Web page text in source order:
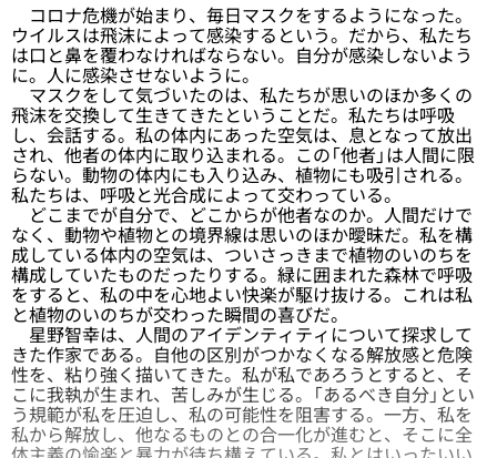
コロナ危機が始まり、毎日マスクをするようになった。
ウイルスは飛沫によって感染するという。だから、私たち
は口と鼻を覆わなければならない。自分が感染しないよう
に。人に感染させないように。
マスクをして気づいたのは、私たちが思いのほか多くの
飛沫を交換して生きてきたということだ。私たちは呼吸
し、会話する。私の体内にあった空気は、息となって放出
され、他者の体内に取り込まれる。この「他者」は人間に限
らない。動物の体内にも入り込み、植物にも吸引される。
私たちは、呼吸と光合成によって交わっている。
どこまでが自分で、どこからが他者なのか。人間だけで
なく、動物や植物との境界線は思いのほか曖昧だ。私を構
成している体内の空気は、ついさっきまで植物のいのちを
構成していたものだったりする。緑に囲まれた森林で呼吸
をすると、私の中を心地よい快楽が駆け抜ける。これは私
と植物のいのちが交わった瞬間の喜びだ。
星野智幸は、人間のアイデンティティについて探求して
きた作家である。自他の区別がつかなくなる解放感と危険
性を、粘り強く描いてきた。私が私であろうとすると、そ
こに我執が生まれ、苦しみが生じる。「あるべき自分」とい
う規範が私を圧迫し、私の可能性を阻害する。一方、私を
私から解放し、他なるものとの合一化が進むと、そこに全